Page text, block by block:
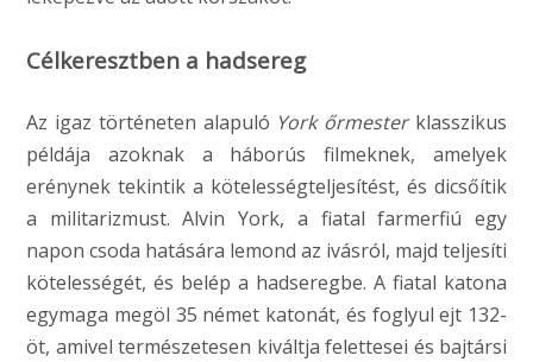
Célkeresztben a hadsereg
Az igaz történeten alapuló York őrmester klasszikus
példája azoknak a háborús filmeknek, amelyek
erénynek tekintik a kötelességteljesítést, és dicsőítik
a militarizmust. Alvin York, a fiatal farmerfiú egy
napon csoda hatására lemond az ivásról, majd teljesíti
kötelességét, és belép a hadseregbe. A fiatal katona
egymaga megöl 35 német katonát, és foglyul ejt 132-
öt, amivel természetesen kiváltja felettesei és bajtársi